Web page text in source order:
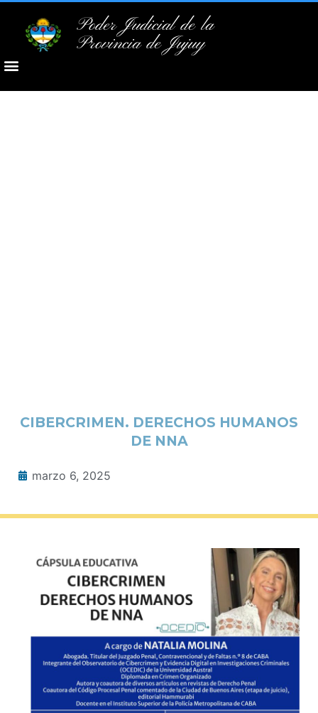
Poder Judicial de la
Provincia de Jujuy
CIBERCRIMEN. DERECHOS HUMANOS
DE NNA
marzo 6, 2025